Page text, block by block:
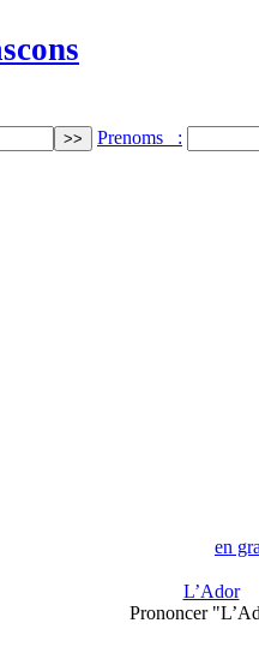
Prenoms :
en
L’Ador
Prononcer